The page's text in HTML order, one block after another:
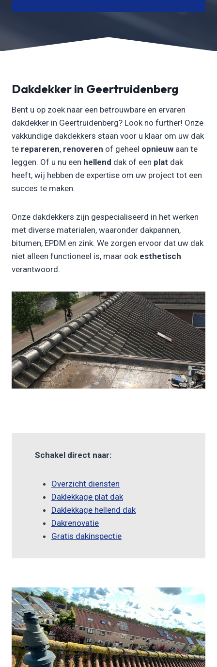
Dakdekker in Geertruidenberg
Bent u op zoek naar een betrouwbare en ervaren
dakdekker in Geertruidenberg? Look no further! Onze
vakkundige dakdekkers staan voor u klaar om uw dak
te repareren, renoveren of geheel opnieuw aan te
leggen. Of u nu een hellend dak of een plat dak
heeft, wij hebben de expertise om uw project tot een
succes te maken.
Onze dakdekkers zijn gespecialiseerd in het werken
met diverse materialen, waaronder dakpannen,
bitumen, EPDM en zink. We zorgen ervoor dat uw dak
niet alleen functioneel is, maar ook esthetisch
verantwoord.
Schakel direct naar:
Overzicht diensten
Daklekkage plat dak
Daklekkage hellend dak
Dakrenovatie
Gratis dakinspectie